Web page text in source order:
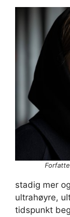
stadig mer
ultrahøyre,
tidspunkt